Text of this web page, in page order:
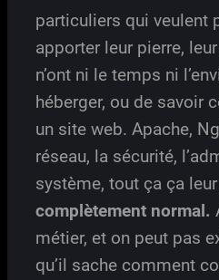
particuliers qui veulent
apporter leur pierre,
n’ont ni le temps ni
héberger, ou de savoir
un site web. Apache,
réseau, la sécurité,
système, tout ça ça
complètement normal.
métier, et on peut pas
qu’il sache comment